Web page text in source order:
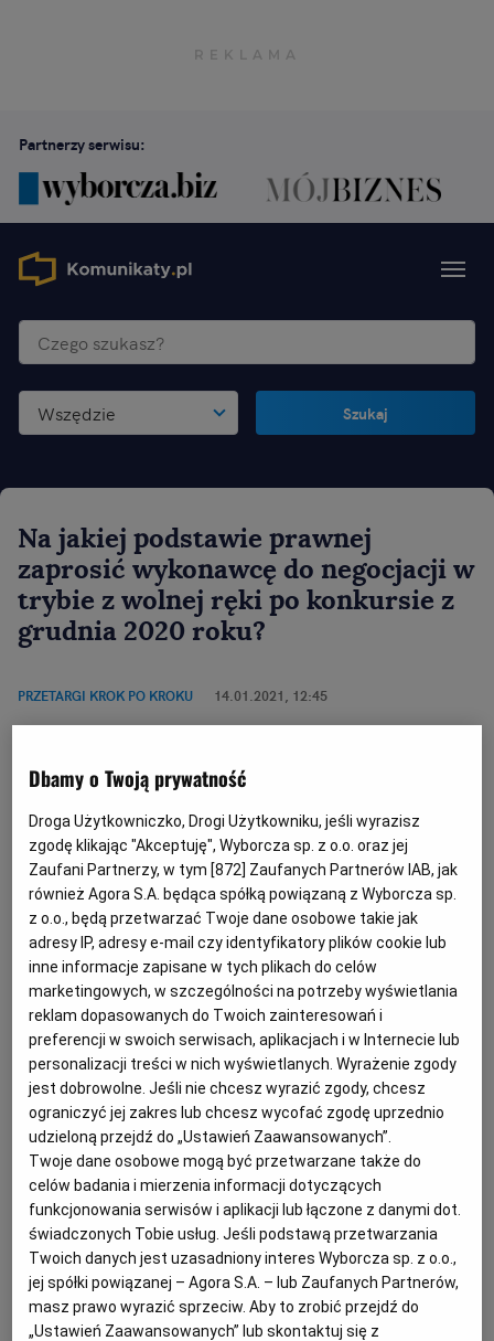
Partnerzy serwisu:
Wszędzie Szukaj
Na jakiej podstawie prawnej
zaprosić wykonawcę do negocjacji w
trybie z wolnej ręki po konkursie z
grudnia 2020 roku?
PRZETARGI KROK PO KROKU 14.01.2021, 12:45
Nowa ustawa Pzp (Agencja Wyborcza.pl)
Pytanie:
Pod koniec 2020 rokuzamawiającyzamierza
przeprowadzić konkurs na podstawie art. 110
ustawy Pzpz zakresu projektowania
architektoniczno-budowlanego (tj. wszcząć
Dbamy o Twoją prywatność
Droga Użytkowniczko, Drogi Użytkowniku, jeśli wyrazisz
zgodę klikając "Akceptuję", Wyborcza sp. z o.o. oraz jej
Zaufani Partnerzy, w tym [872] Zaufanych Partnerów IAB, jak
również Agora S.A. będąca spółką powiązaną z Wyborcza sp.
z o.o., będą przetwarzać Twoje dane osobowe takie jak
adresy IP, adresy e-mail czy identyfikatory plików cookie lub
inne informacje zapisane w tych plikach do celów
marketingowych, w szczególności na potrzeby wyświetlania
reklam dopasowanych do Twoich zainteresowań i
preferencji w swoich serwisach, aplikacjach i w Internecie lub
personalizacji treści w nich wyświetlanych. Wyrażenie zgody
jest dobrowolne. Jeśli nie chcesz wyrazić zgody, chcesz
ograniczyć jej zakres lub chcesz wycofać zgodę uprzednio
udzieloną przejdź do „Ustawień Zaawansowanych”.
Twoje dane osobowe mogą być przetwarzane także do
celów badania i mierzenia informacji dotyczących
funkcjonowania serwisów i aplikacji lub łączone z danymi dot.
świadczonych Tobie usług. Jeśli podstawą przetwarzania
Twoich danych jest uzasadniony interes Wyborcza sp. z o.o.,
jej spółki powiązanej – Agora S.A. – lub Zaufanych Partnerów,
masz prawo wyrazić sprzeciw. Aby to zrobić przejdź do
„Ustawień Zaawansowanych” lub skontaktuj się z